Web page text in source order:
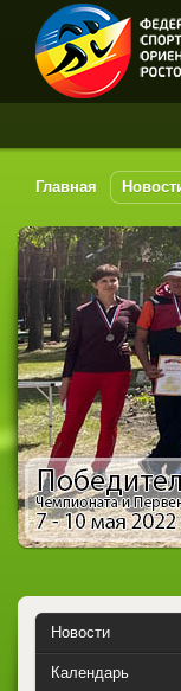
Главная
Новости
Календарь